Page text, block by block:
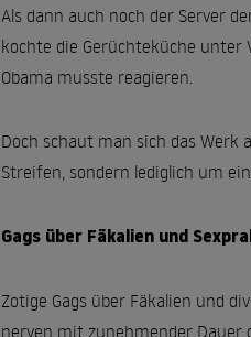
Als dann auch noch der Server
kochte die Gerüchteküche unter
Obama musste reagieren.
Doch schaut man sich das
Streifen, sondern lediglich um
Gags über Fäkalien und
Zotige Gags über Fäkalien und
nerven mit zunehmender Dauer